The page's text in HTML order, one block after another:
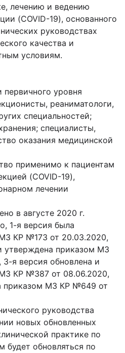
лечению и ведению
(COVID-19), основанного
руководствах
качества и
условиям.
уровня
реаниматологи,
специальностей;
специалисты,
оказания медицинской
применимо к пациентам
(COVID-19),
лечении
в августе 2020 г.
1-я версия была
КР №173 от 20.03.2020,
утверждена приказом МЗ
я версия обновлена и
КР №387 от 08.06.2020,
приказом МЗ КР №649 от
руководства
новых обновленных
практике по
будет обновляться по